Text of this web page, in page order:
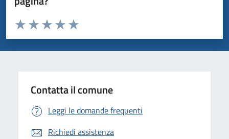
Domanda
Valuta da 1 a 5 stelle la pagina
Valuta 5 stelle su 5
Valuta 4 stelle su 5
Valuta 3 stelle su 5
Valuta 2 stelle su 5
Valuta 1 stelle su 5
Contatta il comune
Leggi le domande frequenti
Richiedi assistenza